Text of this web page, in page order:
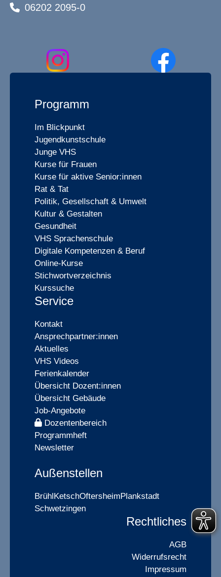
06202 2095-0
Programm
Im Blickpunkt
Jugendkunstschule
Junge VHS
Kurse für Frauen
Kurse für aktive Senior:innen
Rat & Tat
Politik, Gesellschaft & Umwelt
Kultur & Gestalten
Gesundheit
VHS Sprachenschule
Digitale Kompetenzen & Beruf
Online-Kurse
Stichwortverzeichnis
Kurssuche
Service
Kontakt
Ansprechpartner:innen
Aktuelles
VHS Videos
Ferienkalender
Übersicht Dozent:innen
Übersicht Gebäude
Job-Angebote
Dozentenbereich
Programmheft
Newsletter
Außenstellen
BrühlKetschOftersheimPlankstadt
Schwetzingen
Rechtliches
AGB
Widerrufsrecht
Impressum